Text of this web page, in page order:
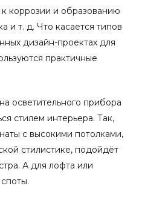
коррозии и образованию
и т. д. Что касается типов
дизайн-проектах для
практичные
осветительного прибора
стилем интерьера. Так,
с высокими потолками,
стилистике, подойдёт
А для лофта или